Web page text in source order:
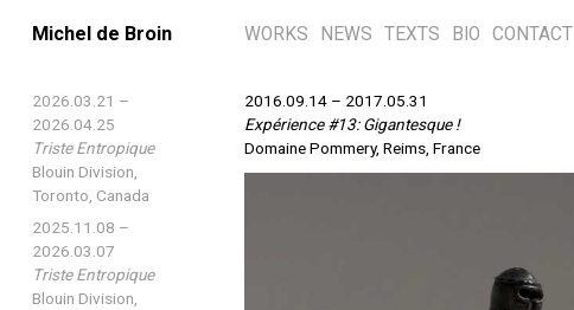
Michel de Broin WORKS NEWS TEXTS BIO CONTACT
2026.03.21 –
2026.04.25
Triste Entropique
Blouin Division,
Toronto, Canada
2025.11.08 –
2026.03.07
Triste Entropique
Blouin Division,
2016.09.14 – 2017.05.31
Expérience #13: Gigantesque !
Domaine Pommery, Reims, France